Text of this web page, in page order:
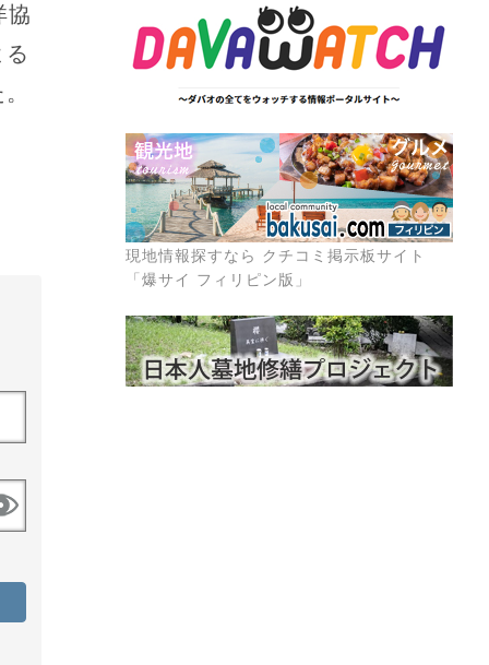
協
現地情報探すなら クチコミ掲示板サイト
「爆サイ フィリピン版」